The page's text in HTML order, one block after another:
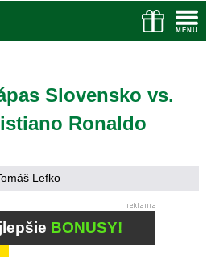
Slovensko vs.
Ronaldo
Lefko
BONUSY!